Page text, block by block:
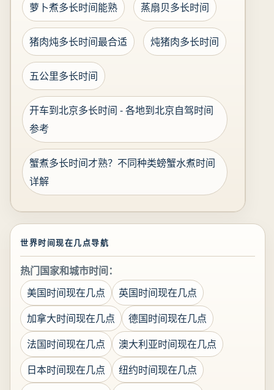
萝卜煮多长时间能熟 蒸扇贝多长时间
猪肉炖多长时间最合适 炖猪肉多长时间
五公里多长时间
开车到北京多长时间 - 各地到北京自驾时间
参考
蟹煮多长时间才熟？不同种类螃蟹水煮时间
详解
世界时间现在几点导航
热门国家和城市时间：
美国时间现在几点
英国时间现在几点
加拿大时间现在几点
德国时间现在几点
法国时间现在几点
澳大利亚时间现在几点
日本时间现在几点
纽约时间现在几点